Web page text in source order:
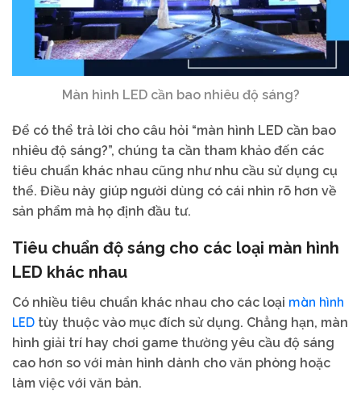
Màn hình LED cần bao nhiêu độ sáng?
Để có thể trả lời cho câu hỏi “màn hình LED cần bao
nhiêu độ sáng?”, chúng ta cần tham khảo đến các
tiêu chuẩn khác nhau cũng như nhu cầu sử dụng cụ
thể. Điều này giúp người dùng có cái nhìn rõ hơn về
sản phẩm mà họ định đầu tư.
Tiêu chuẩn độ sáng cho các loại màn hình
LED khác nhau
Có nhiều tiêu chuẩn khác nhau cho các loại màn hình
LED tùy thuộc vào mục đích sử dụng. Chẳng hạn, màn
hình giải trí hay chơi game thường yêu cầu độ sáng
cao hơn so với màn hình dành cho văn phòng hoặc
làm việc với văn bản.